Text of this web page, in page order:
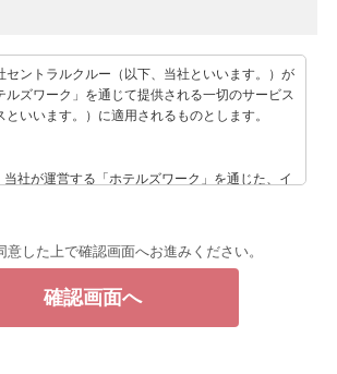
セントラルクルー（以下、当社といいます。）が
ルズワーク」を通じて提供される一切のサービス
といいます。）に適用されるものとします。
社が運営する「ホテルズワーク」を通じた、イ
サービスを利用するすべての方をいいます。
行為を行うことを禁止します。
する行為
意した上で確認画面へお進みください。